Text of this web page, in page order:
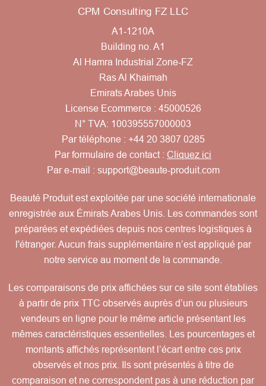
CPM Consulting FZ LLC
A1-1210A
Building no. A1
Al Hamra Industrial Zone-FZ
Ras Al Khaimah
Emirats Arabes Unis
License Ecommerce : 45000526
N° TVA: 100395557000003
Par téléphone : +44 20 3807 0285
Par formulaire de contact : Cliquez ici
Par e-mail : support@beaute-produit.com
Beauté Produit est exploitée par une société internationale
enregistrée aux Émirats Arabes Unis. Les commandes sont
préparées et expédiées depuis nos centres logistiques à
l'étranger. Aucun frais supplémentaire n’est appliqué par
notre service au moment de la commande.
Les comparaisons de prix affichées sur ce site sont établies
à partir de prix TTC observés auprès d’un ou plusieurs
vendeurs en ligne pour le même article présentant les
mêmes caractéristiques essentielles. Les pourcentages et
montants affichés représentent l’écart entre ces prix
observés et nos prix. Ils sont présentés à titre de
comparaison et ne correspondent pas à une réduction par